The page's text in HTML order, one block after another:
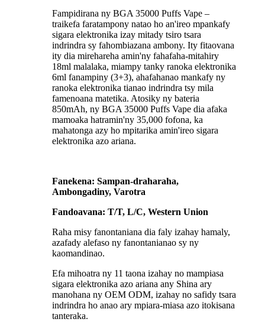
Fampidirana ny BGA 35000 Puffs Vape –
traikefa faratampony natao ho an'ireo mpankafy
sigara elektronika izay mitady tsiro tsara
indrindra sy fahombiazana ambony. Ity fitaovana
ity dia mirehareha amin'ny fahafaha-mitahiry
18ml malalaka, miampy tanky ranoka elektronika
6ml fanampiny (3+3), ahafahanao mankafy ny
ranoka elektronika tianao indrindra tsy mila
famenoana matetika. Atosiky ny bateria
850mAh, ny BGA 35000 Puffs Vape dia afaka
mamoaka hatramin'ny 35,000 fofona, ka
mahatonga azy ho mpitarika amin'ireo sigara
elektronika azo ariana.
Fanekena: Sampan-draharaha,
Ambongadiny, Varotra
Fandoavana: T/T, L/C, Western Union
Raha misy fanontaniana dia faly izahay hamaly,
azafady alefaso ny fanontanianao sy ny
kaomandinao.
Efa mihoatra ny 11 taona izahay no mampiasa
sigara elektronika azo ariana any Shina ary
manohana ny OEM ODM, izahay no safidy tsara
indrindra ho anao ary mpiara-miasa azo itokisana
tanteraka.